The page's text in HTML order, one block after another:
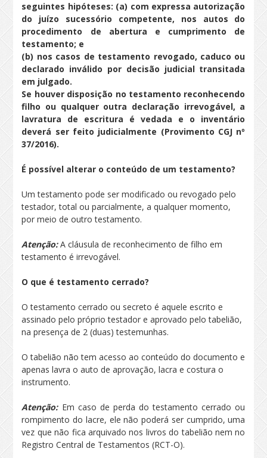
seguintes hipóteses: (a) com expressa autorização
do juízo sucessório competente, nos autos do
procedimento de abertura e cumprimento de
testamento; e
(b) nos casos de testamento revogado, caduco ou
declarado inválido por decisão judicial transitada
em julgado.
Se houver disposição no testamento reconhecendo
filho ou qualquer outra declaração irrevogável, a
lavratura de escritura é vedada e o inventário
deverá ser feito judicialmente (Provimento CGJ nº
37/2016).
É possível alterar o conteúdo de um testamento?
Um testamento pode ser modificado ou revogado pelo
testador, total ou parcialmente, a qualquer momento,
por meio de outro testamento.
Atenção:A cláusula de reconhecimento de filho em
testamento é irrevogável.
O que é testamento cerrado?
O testamento cerrado ou secreto é aquele escrito e
assinado pelo próprio testador e aprovado pelo tabelião,
na presença de 2 (duas) testemunhas.
O tabelião não tem acesso ao conteúdo do documento e
apenas lavra o auto de aprovação, lacra e costura o
instrumento.
Atenção: Em caso de perda do testamento cerrado ou
rompimento do lacre, ele não poderá ser cumprido, uma
vez que não fica arquivado nos livros do tabelião nem no
Registro Central de Testamentos (RCT-O).